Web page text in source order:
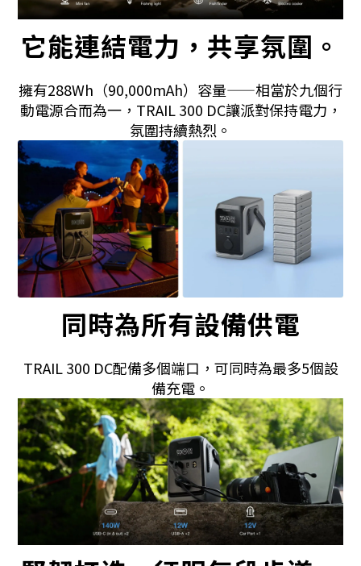
它能連結電力，共享氛圍。
擁有288Wh（90,000mAh）容量——相當於九個行
動電源合而為一，TRAIL 300 DC讓派對保持電力，
氛圍持續熱烈。
同時為所有設備供電
TRAIL 300 DC配備多個端口，可同時為最多5個設
備充電。